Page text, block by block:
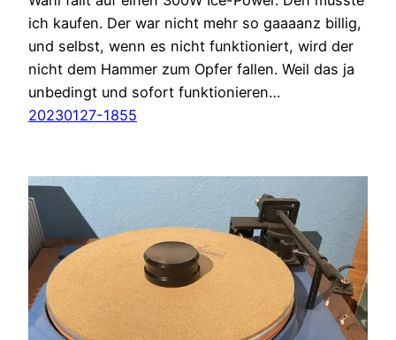
ich kaufen. Der war nicht mehr so gaaaanz billig,
und selbst, wenn es nicht funktioniert, wird der
nicht dem Hammer zum Opfer fallen. Weil das ja
unbedingt und sofort funktionieren…
20230127-1855